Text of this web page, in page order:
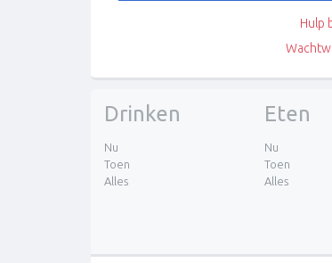
Hulp
Drinken
Nu
Toen
Alles
Eten
Nu
Toen
Alles